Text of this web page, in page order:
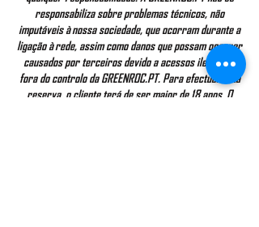
responsabiliza sobre problemas técnicos, não
imputáveis à nossa sociedade, que ocorram durante a
ligação à rede, assim como danos que possam ocorrer
causados por terceiros devido a acessos ilegítimos
fora do controlo da GREENROC.PT. Para efectuar uma
reserva, o cliente terá de ser maior de 18 anos. O